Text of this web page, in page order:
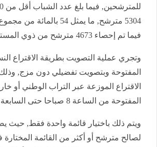
5304 مترشح, ما يمثل 54
فيما تم إحصاء 4673 مترشح من ذوي المستوى الجامعي.
وتجري عملية التصويت بطريقة الاقتراع
المفتوحة وبتصويت تفضيلي دون مزج,
الاقتراع الموزعة عبر التراب الوطني أو
المفتوحة من الساعة 8 صباحا حتى السابعة مساء.
ويتم ذلك باختيار قائمة واحدة فقط, حيث
لصالح مترشح أو أكثر من القائمة